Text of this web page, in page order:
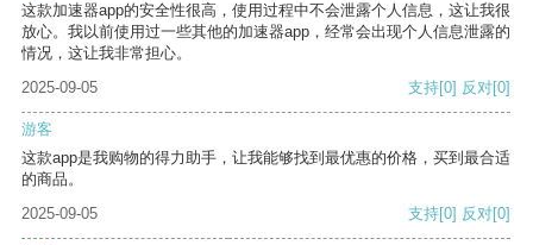
这款加速器app的安全性很高，使用过程中不会泄露个人信息，这让我很
放心。我以前使用过一些其他的加速器app，经常会出现个人信息泄露的
情况，这让我非常担心。
2025-09-05
支持[0] 反对[0]
游客
这款app是我购物的得力助手，让我能够找到最优惠的价格，买到最合适
的商品。
2025-09-05
支持[0] 反对[0]